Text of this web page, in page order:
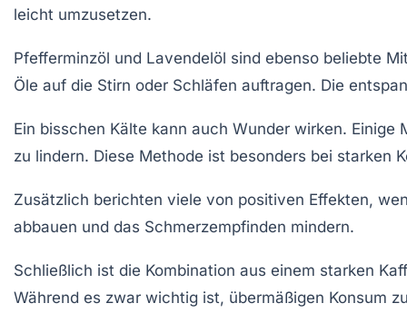
leicht umzusetzen.
Pfefferminzöl und Lavendelöl sind ebenso beliebte
Öle auf die Stirn oder Schläfen auftragen. Die
Ein bisschen Kälte kann auch Wunder wirken. Einige
zu lindern. Diese Methode ist besonders bei starken
Zusätzlich berichten viele von positiven Effekten,
abbauen und das Schmerzempfinden mindern.
Schließlich ist die Kombination aus einem starken
Während es zwar wichtig ist, übermäßigen Konsum